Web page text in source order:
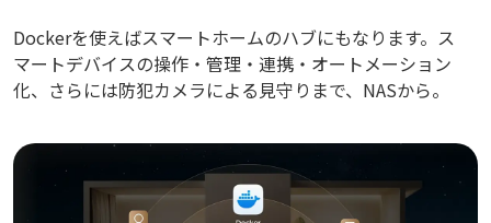
Dockerを使えばスマートホームのハブにもなります。ス
マートデバイスの操作・管理・連携・オートメーション
化、さらには防犯カメラによる見守りまで、NASから。